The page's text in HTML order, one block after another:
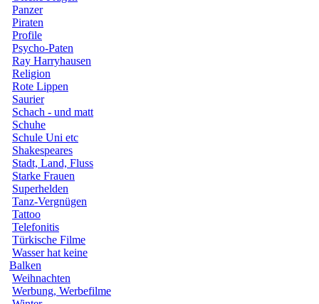
Panzer
Piraten
Profile
Psycho-Paten
Ray Harryhausen
Religion
Rote Lippen
Saurier
Schach - und matt
Schuhe
Schule Uni etc
Shakespeares
Stadt, Land, Fluss
Starke Frauen
Superhelden
Tanz-Vergnügen
Tattoo
Telefonitis
Türkische Filme
Wasser hat keine
Balken
Weihnachten
Werbung, Werbefilme